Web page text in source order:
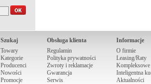
Szukaj
Towary
Kategorie
Producenci
Nowości
Promocje
Obsługa klienta
Regulamin
Polityka prywatności
Zwroty i reklamacje
Gwarancja
Serwis
Informacje
O firmie
Leasing/Raty
Kompleksowe
Inteligentna
Aktualności